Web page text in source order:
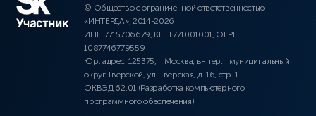
© Общество с ограниченной ответственностью
«ИНТЕРДА», 2014-2026
ИНН 7715706679, КПП 771001001, ОГРН
1087746779559
Юр. адрес: 125375, г. Москва, вн.тер.г. муниципальный
округ Тверской, ул. Тверская, д. 16, стр. 1
ОКВЭД 62.01 (Разработка компьютерного
программного обеспечения)